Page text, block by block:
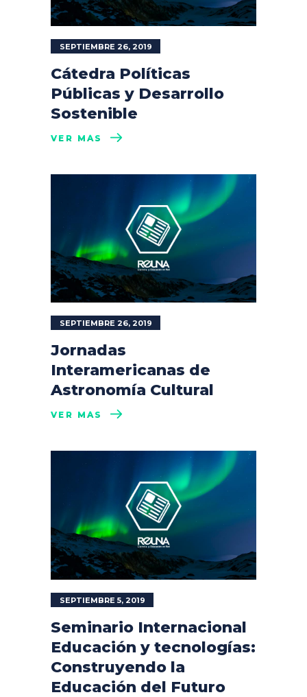
SEPTIEMBRE 26, 2019
Cátedra Políticas
Públicas y Desarrollo
Sostenible
VER MÁS
SEPTIEMBRE 26, 2019
Jornadas
Interamericanas de
Astronomía Cultural
VER MÁS
SEPTIEMBRE 5, 2019
Seminario Internacional
Educación y tecnologías:
Construyendo la
Educación del Futuro